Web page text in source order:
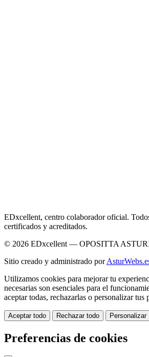
EDxcellent, centro colaborador oficial.
certificados y acreditados.
© 2026 EDxcellent — OPOSITTA
Sitio creado y administrado por
Utilizamos cookies para mejorar tu
necesarias son esenciales para el
aceptar todas, rechazarlas o personalizar tus
Aceptar todo Rechazar todo Personalizar
Preferencias de cookies